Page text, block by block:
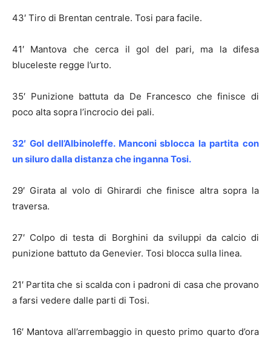
43′ Tiro di Brentan centrale. Tosi para facile.
41′ Mantova che cerca il gol del pari, ma la difesa
bluceleste regge l’urto.
35′ Punizione battuta da De Francesco che finisce di
poco alta sopra l’incrocio dei pali.
32′ Gol dell’Albinoleffe. Manconi sblocca la partita con
un siluro dalla distanza che inganna Tosi.
29′ Girata al volo di Ghirardi che finisce altra sopra la
traversa.
27′ Colpo di testa di Borghini da sviluppi da calcio di
punizione battuto da Genevier. Tosi blocca sulla linea.
21′ Partita che si scalda con i padroni di casa che provano
a farsi vedere dalle parti di Tosi.
16′ Mantova all’arrembaggio in questo primo quarto d’ora